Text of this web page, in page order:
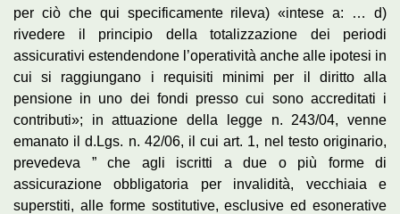
per ciò che qui specificamente rileva) «intese a: … d)
rivedere il principio della totalizzazione dei periodi
assicurativi estendendone l’operatività anche alle ipotesi in
cui si raggiungano i requisiti minimi per il diritto alla
pensione in uno dei fondi presso cui sono accreditati i
contributi»; in attuazione della legge n. 243/04, venne
emanato il d.Lgs. n. 42/06, il cui art. 1, nel testo originario,
prevedeva ” che agli iscritti a due o più forme di
assicurazione obbligatoria per invalidità, vecchiaia e
superstiti, alle forme sostitutive, esclusive ed esonerative